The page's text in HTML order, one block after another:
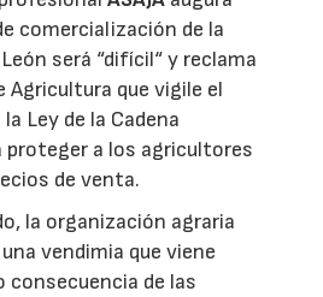
comercialización de la
será “difícil“ y reclama
Agricultura que vigile el
Ley de la Cadena
proteger a los agricultores
de venta.
la organización agraria
vendimia que viene
consecuencia de las